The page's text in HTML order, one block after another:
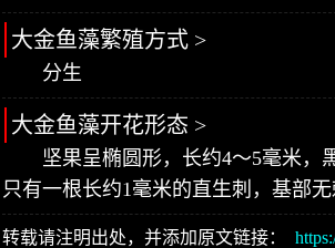
大金鱼藻繁殖方式 >
分生
大金鱼藻开花形态 >
坚果呈椭圆形，长约4～5毫米，
只有一根长约1毫米的直生刺，基部无
转载请注明出处，并添加原文链接：